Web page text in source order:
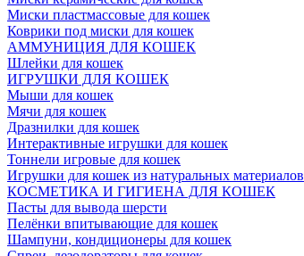
Миски пластмассовые для кошек
Коврики под миски для кошек
АММУНИЦИЯ ДЛЯ КОШЕК
Шлейки для кошек
ИГРУШКИ ДЛЯ КОШЕК
Мыши для кошек
Мячи для кошек
Дразнилки для кошек
Интерактивные игрушки для кошек
Тоннели игровые для кошек
Игрушки для кошек из натуральных материалов
КОСМЕТИКА И ГИГИЕНА ДЛЯ КОШЕК
Пасты для вывода шерсти
Пелёнки впитывающие для кошек
Шампуни, кондиционеры для кошек